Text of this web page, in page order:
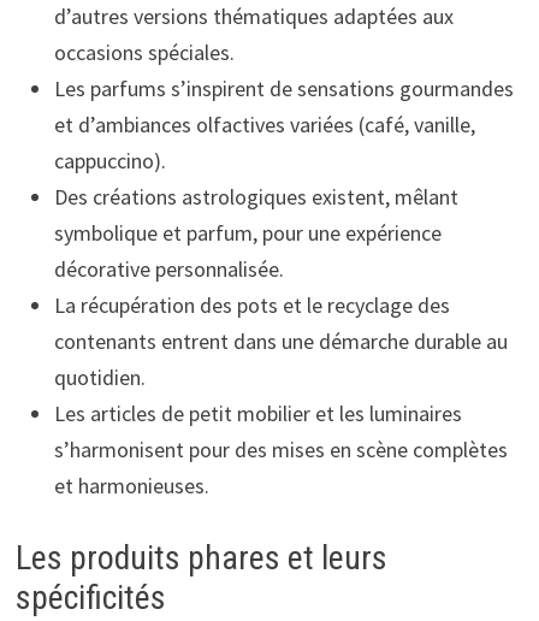
d’autres versions thématiques adaptées aux
occasions spéciales.
Les parfums s’inspirent de sensations gourmandes
et d’ambiances olfactives variées (café, vanille,
cappuccino).
Des créations astrologiques existent, mêlant
symbolique et parfum, pour une expérience
décorative personnalisée.
La récupération des pots et le recyclage des
contenants entrent dans une démarche durable au
quotidien.
Les articles de petit mobilier et les luminaires
s’harmonisent pour des mises en scène complètes
et harmonieuses.
Les produits phares et leurs
spécificités